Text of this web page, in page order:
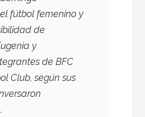
fútbol femenino y
de
y
de BFC
Club, según sus